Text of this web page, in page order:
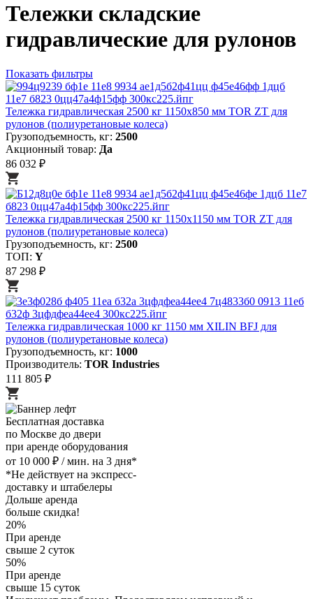
Тележки складские
гидравлические для рулонов
Показать фильтры
Тележка гидравлическая 2500 кг 1150х850 мм TOR ZT для
рулонов (полиуретановые колеса)
Грузоподъемность, кг: 2500
Акционный товар: Да
86 032 ₽
Тележка гидравлическая 2500 кг 1150х1150 мм TOR ZT для
рулонов (полиуретановые колеса)
Грузоподъемность, кг: 2500
ТОП: Y
87 298 ₽
Тележка гидравлическая 1000 кг 1150 мм XILIN BFJ для
рулонов (полиуретановые колеса)
Грузоподъемность, кг: 1000
Производитель: TOR Industries
111 805 ₽
Бесплатная доставка
по Москве до двери
при аренде оборудования
от 10 000 ₽ / мин. на 3 дня*
*Не действует на экспресс-
доставку и штабелеры
Дольше аренда
больше скидка!
20%
При аренде
свыше 2 суток
50%
При аренде
свыше 15 суток